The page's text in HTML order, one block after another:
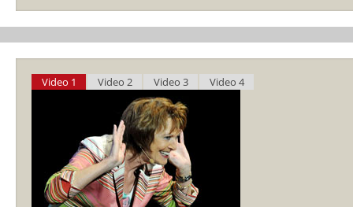
Video 1 Video 2 Video 3 Video 4